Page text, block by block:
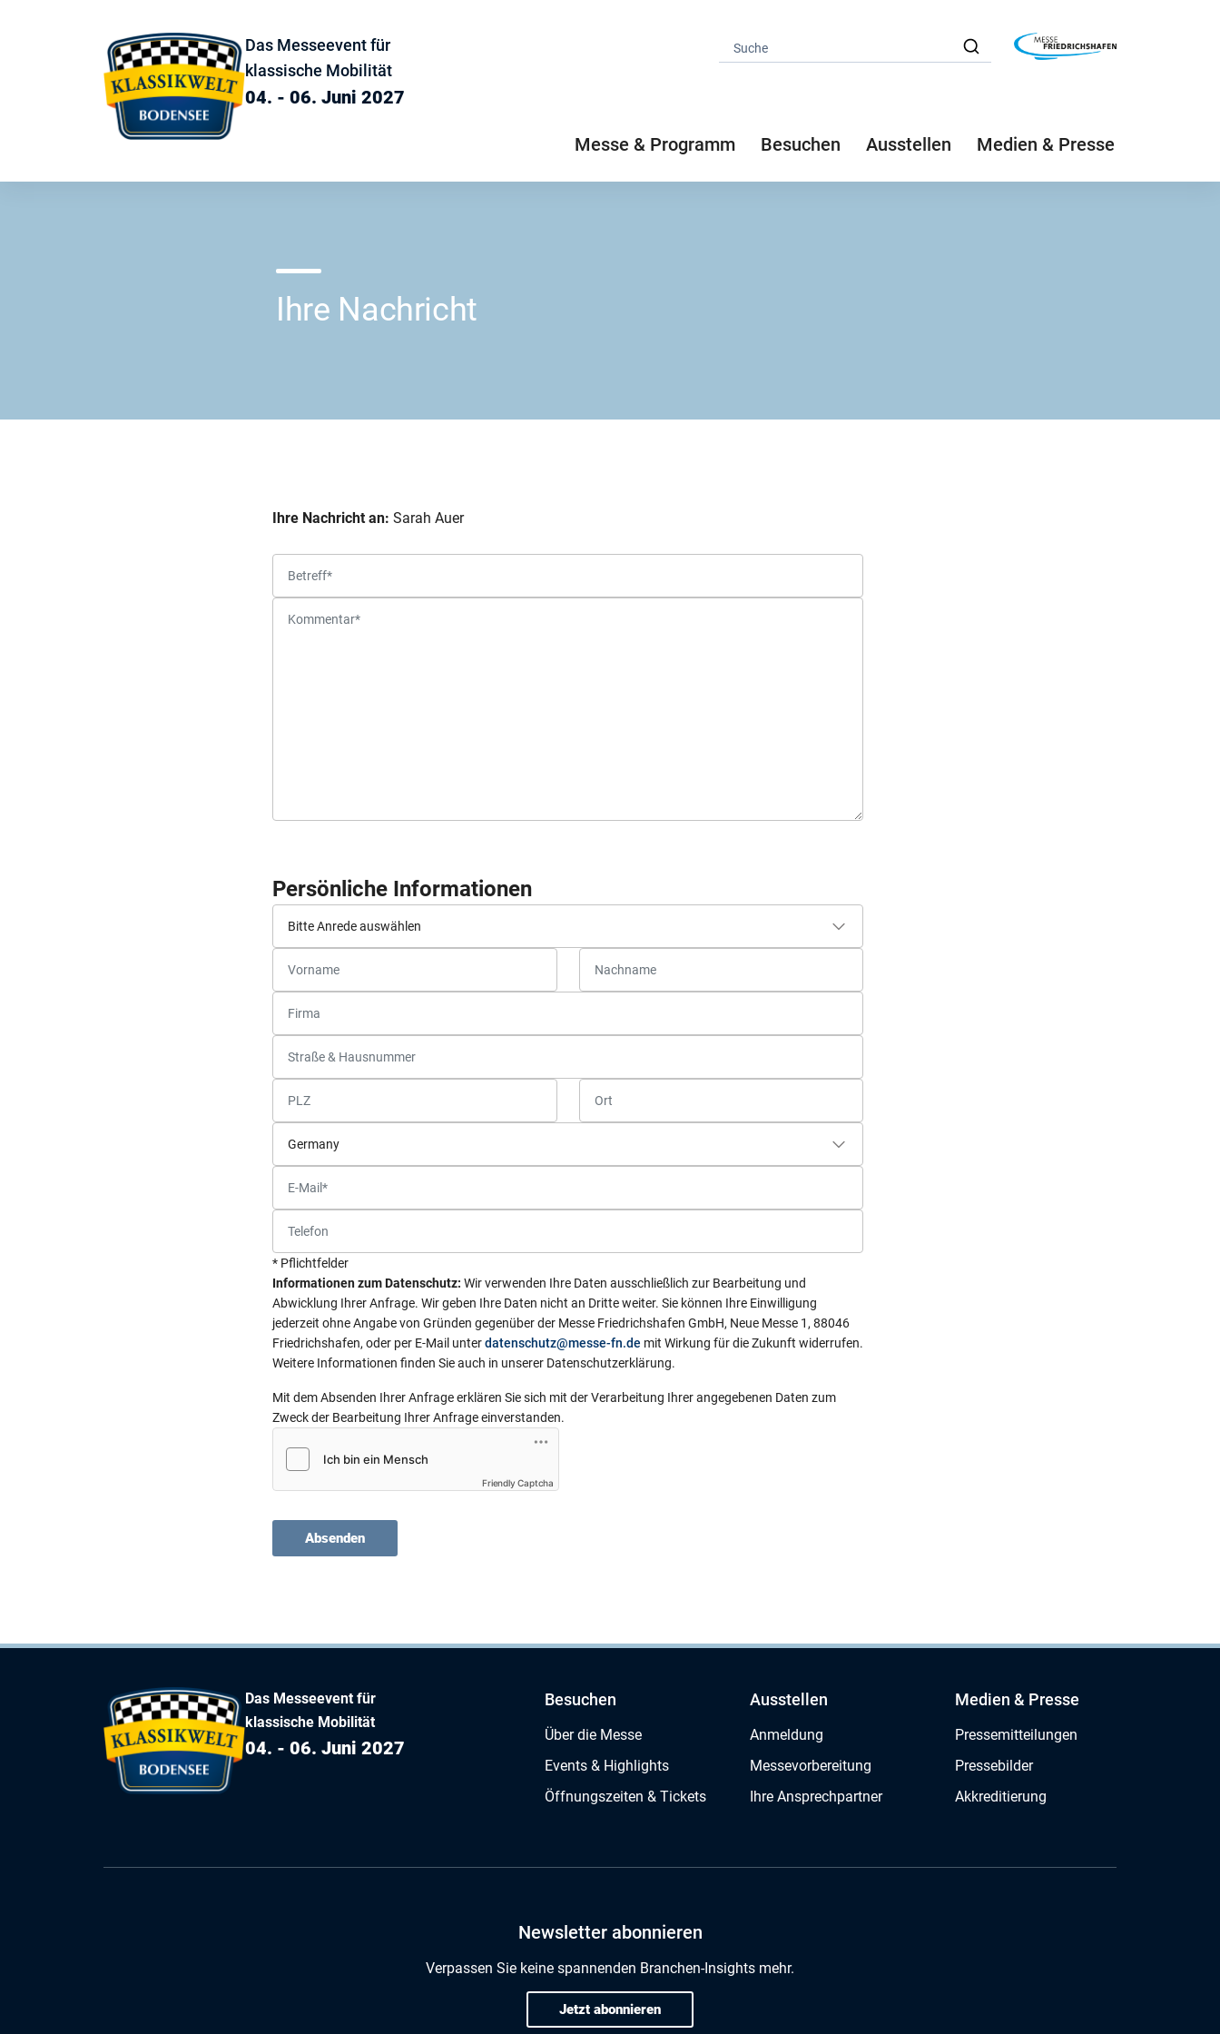
Das Messeevent für
klassische Mobilität
04. - 06. Juni 2027
Messe & Programm Besuchen Ausstellen Medien & Presse
Ihre Nachricht
Ihre Nachricht an: Sarah Auer
Persönliche Informationen
* Pflichtfelder
Informationen zum Datenschutz: Wir verwenden Ihre Daten ausschließlich zur Bearbeitung und
Abwicklung Ihrer Anfrage. Wir geben Ihre Daten nicht an Dritte weiter. Sie können Ihre Einwilligung
jederzeit ohne Angabe von Gründen gegenüber der Messe Friedrichshafen GmbH, Neue Messe 1, 88046
Friedrichshafen, oder per E-Mail unterdatenschutz@messe-fn.de mit Wirkung für die Zukunft widerrufen.
Weitere Informationen finden Sie auch in unserer Datenschutzerklärung.
Mit dem Absenden Ihrer Anfrage erklären Sie sich mit der Verarbeitung Ihrer angegebenen Daten zum
Zweck der Bearbeitung Ihrer Anfrage einverstanden.
Friendly Captcha
Absenden
Das Messeevent für
klassische Mobilität
04. - 06. Juni 2027
Besuchen
Über die Messe
Events & Highlights
Öffnungszeiten & Tickets
Ausstellen
Anmeldung
Messevorbereitung
Ihre Ansprechpartner
Medien & Presse
Pressemitteilungen
Pressebilder
Akkreditierung
Newsletter abonnieren
Verpassen Sie keine spannenden Branchen-Insights mehr.
Jetzt abonnieren